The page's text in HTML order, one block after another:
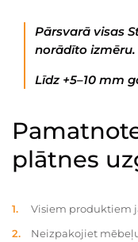
Pārsvarā visas
norādīto izmēru.
Līdz +5–10 mm
plātnes
Visiem produktiem
Neizpakojiet